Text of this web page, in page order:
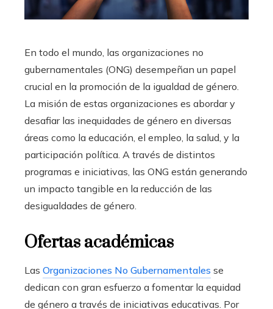
En todo el mundo, las organizaciones no
gubernamentales (ONG) desempeñan un papel
crucial en la promoción de la igualdad de género.
La misión de estas organizaciones es abordar y
desafiar las inequidades de género en diversas
áreas como la educación, el empleo, la salud, y la
participación política. A través de distintos
programas e iniciativas, las ONG están generando
un impacto tangible en la reducción de las
desigualdades de género.
Ofertas académicas
Las Organizaciones No Gubernamentales se
dedican con gran esfuerzo a fomentar la equidad
de género a través de iniciativas educativas. Por